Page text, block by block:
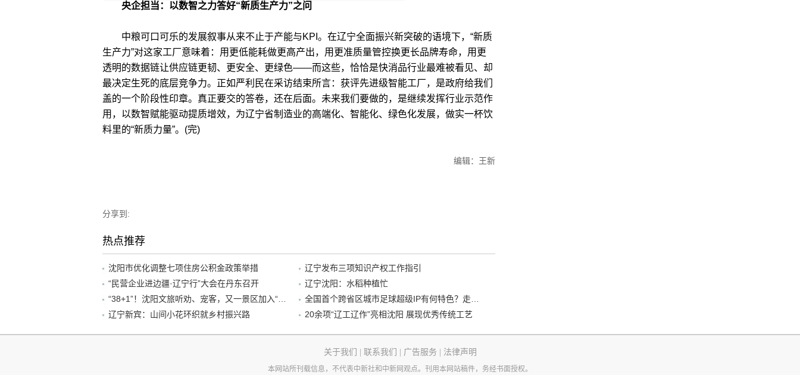
央企担当：以数智之力答好“新质生产力”之问
中粮可口可乐的发展叙事从来不止于产能与KPI。在辽宁全面振兴新突破的语境下，“新质
生产力”对这家工厂意味着：用更低能耗做更高产出，用更准质量管控换更长品牌寿命，用更
透明的数据链让供应链更韧、更安全、更绿色——而这些，恰恰是快消品行业最难被看见、却
最决定生死的底层竞争力。正如严利民在采访结束所言：获评先进级智能工厂，是政府给我们
盖的一个阶段性印章。真正要交的答卷，还在后面。未来我们要做的，是继续发挥行业示范作
用，以数智赋能驱动提质增效，为辽宁省制造业的高端化、智能化、绿色化发展，做实一杯饮
料里的“新质力量”。(完)
编辑：王新
分享到:
热点推荐
沈阳市优化调整七项住房公积金政策举措
辽宁发布三项知识产权工作指引
“民营企业进边疆·辽宁行”大会在丹东召开
辽宁沈阳：水稻种植忙
“38+1”！沈阳文旅听劝、宠客，又一景区加入“东北超”优惠名单！
全国首个跨省区城市足球超级IP有何特色？走进沈阳现场去看看
辽宁新宾：山间小花环织就乡村振兴路
20余项“辽工辽作”亮相沈阳 展现优秀传统工艺
关于我们 联系我们 广告服务 法律声明
本网站所刊载信息，不代表中新社和中新网观点。刊用本网站稿件，务经书面授权。